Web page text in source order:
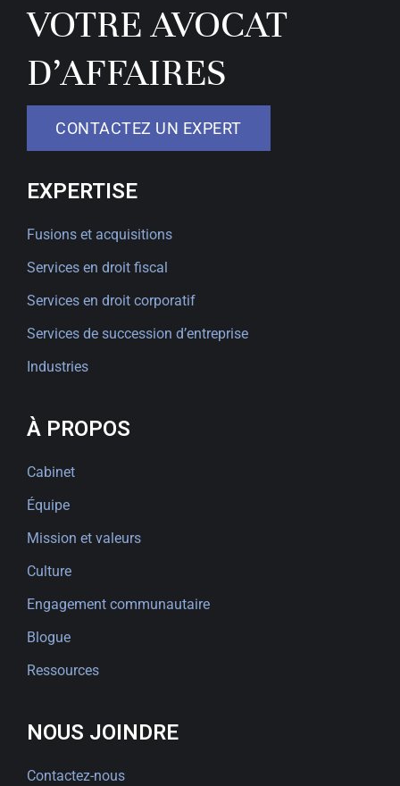
VOTRE AVOCAT
D’AFFAIRES
CONTACTEZ UN EXPERT
EXPERTISE
Fusions et acquisitions
Services en droit fiscal
Services en droit corporatif
Services de succession d’entreprise
Industries
À PROPOS
Cabinet
Équipe
Mission et valeurs
Culture
Engagement communautaire
Blogue
Ressources
NOUS JOINDRE
Contactez-nous